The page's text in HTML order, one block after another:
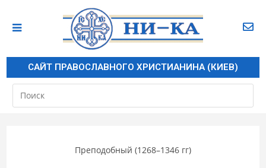
САЙТ ПРАВОСЛАВНОГО ХРИСТИАНИНА (КИЕВ)
Преподобный (1268–1346 гг)